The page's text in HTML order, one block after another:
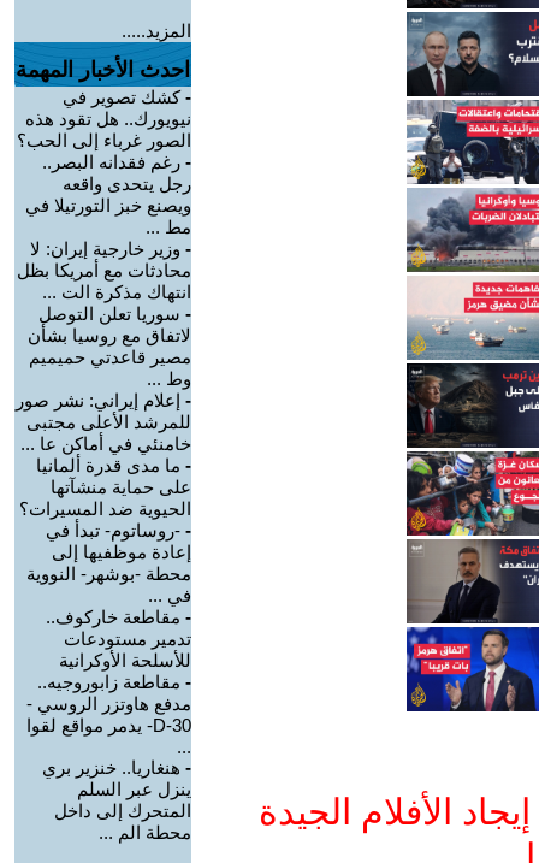
الأفلام الجيدة
المزيد.....
احدث الأخبار المهمة
-كشك تصوير في
نيويورك.. هل تقود هذه
الصور غرباء إلى الحب؟
- رغم فقدانه البصر..
رجل يتحدى واقعه
ويصنع خبز التورتيلا في
مط ...
- وزير خارجية إيران: لا
محادثات مع أمريكا بظل
انتهاك مذكرة الت ...
- سوريا تعلن التوصل
لاتفاق مع روسيا بشأن
مصير قاعدتي حميميم
وط ...
- إعلام إيراني: نشر صور
للمرشد الأعلى مجتبى
خامنئي في أماكن عا ...
- ما مدى قدرة ألمانيا
على حماية منشآتها
الحيوية ضد المسيرات؟
- -روساتوم- تبدأ في
إعادة موظفيها إلى
محطة -بوشهر- النووية
في ...
- مقاطعة خاركوف..
تدمير مستودعات
للأسلحة الأوكرانية
- مقاطعة زابوروجيه..
مدفع هاوتزر الروسي -
D-30- يدمر مواقع لقوا
...
- هنغاريا.. خنزير بري
ينزل عبر السلم
المتحرك إلى داخل
محطة الم ...